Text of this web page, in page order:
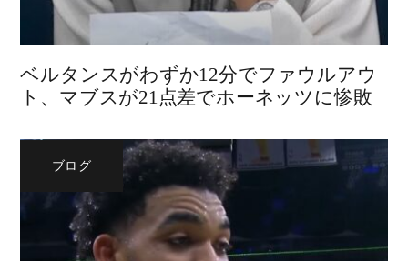
ベルタンスがわずか12分でファウルアウ
ト、マブスが21点差でホーネッツに惨敗
ブログ